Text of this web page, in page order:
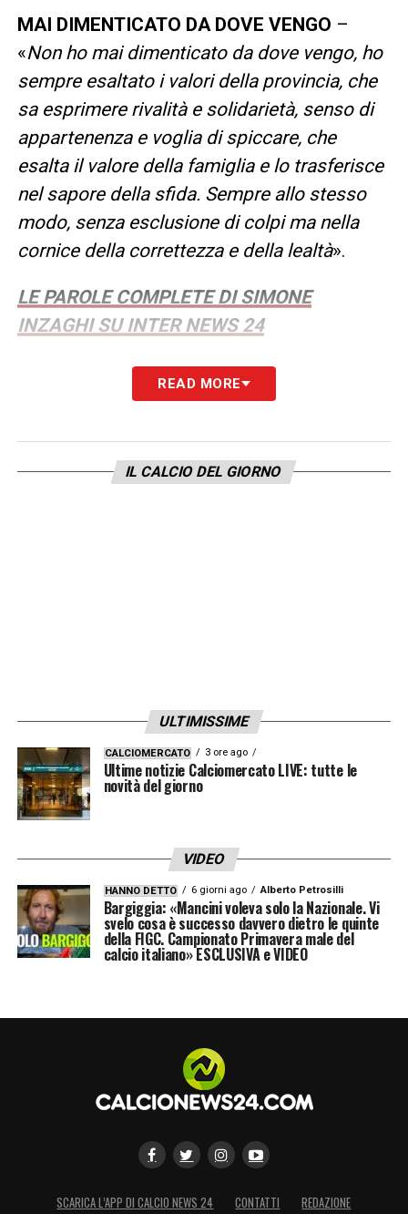
MAI DIMENTICATO DA DOVE VENGO –
«Non ho mai dimenticato da dove vengo, ho
sempre esaltato i valori della provincia, che
sa esprimere rivalità e solidarietà, senso di
appartenenza e voglia di spiccare, che
esalta il valore della famiglia e lo trasferisce
nel sapore della sfida. Sempre allo stesso
modo, senza esclusione di colpi ma nella
cornice della correttezza e della lealtà».
LE PAROLE COMPLETE DI SIMONE
INZAGHI SU INTER NEWS 24
LA PLAYLIST DELLE NOSTRE TOP NEWS
READ MORE
IL CALCIO DEL GIORNO
ULTIMISSIME
CALCIOMERCATO 3 ore ago
Ultime notizie Calciomercato LIVE: tutte le
novità del giorno
VIDEO
HANNO DETTO 6 giorni ago Alberto Petrosilli
Bargiggia: «Mancini voleva solo la Nazionale. Vi
svelo cosa è successo davvero dietro le quinte
della FIGC. Campionato Primavera male del
calcio italiano» ESCLUSIVA e VIDEO
SCARICA L’APP DI CALCIO NEWS 24 CONTATTI REDAZIONE